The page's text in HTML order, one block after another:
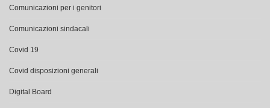
Comunicazioni per i genitori
Comunicazioni sindacali
Covid 19
Covid disposizioni generali
Digital Board